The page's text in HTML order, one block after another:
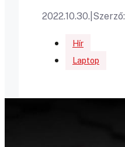
2022.10.30. Szerző:
Hír
Laptop